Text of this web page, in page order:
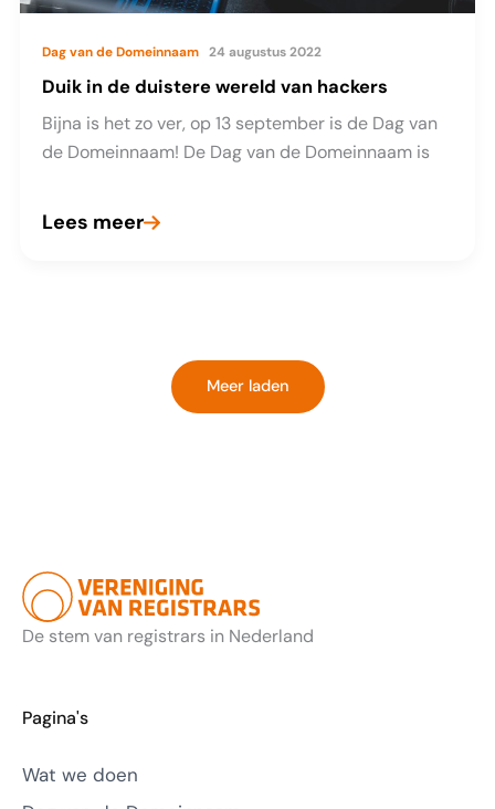
Dag van de Domeinnaam 24 augustus 2022
Duik in de duistere wereld van hackers
Bijna is het zo ver, op 13 september is de Dag van
de Domeinnaam! De Dag van de Domeinnaam is
Duik
Lees meer
Meer laden
De stem van registrars in Nederland
Pagina's
Wat we doen